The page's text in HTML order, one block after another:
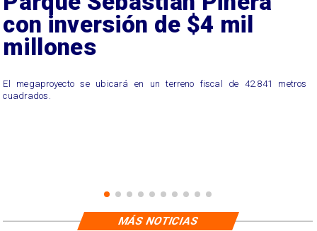
con inversión de $4 mil
millones
El megaproyecto se ubicará en un terreno fiscal de 42.841 metros
cuadrados.
MÁS NOTICIAS